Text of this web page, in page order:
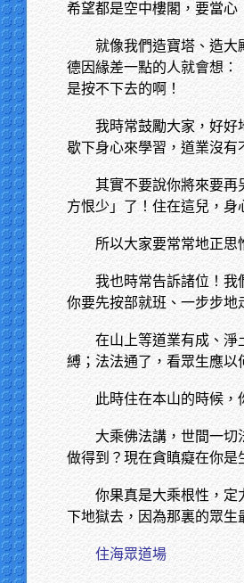
希望都是空中樓閣，要當心
就像我們造寶塔、造大
德因緣差一點的人就會想
是按不下去的啊！
我時常鼓勵大家，好好
歇下身心來學習，道業沒有
其實不要說你將來要再
方恨少」了！住在這兒，身
所以大家要常常地正思
我也時常告訴諸位！我
你要先按部就班、一步步地
在山上等道業有成、淨
縛；法法通了，看眾生應以
此時住在本山的時候
大乘佛法講，世間一
做得到？現在貪瞋癡在你是
你果真是大乘根性，定
下地獄去，因為那裏的眾生
住海眾道場